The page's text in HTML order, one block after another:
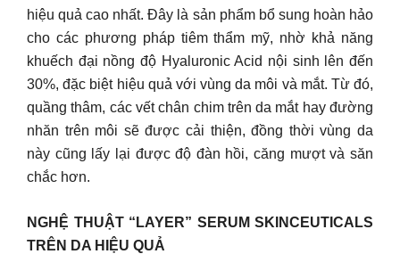
hiệu quả cao nhất. Đây là sản phẩm bổ sung hoàn hảo
cho các phương pháp tiêm thẩm mỹ, nhờ khả năng
khuếch đại nồng độ Hyaluronic Acid nội sinh lên đến
30%, đặc biệt hiệu quả với vùng da môi và mắt. Từ đó,
quầng thâm, các vết chân chim trên da mắt hay đường
nhăn trên môi sẽ được cải thiện, đồng thời vùng da
này cũng lấy lại được độ đàn hồi, căng mượt và săn
chắc hơn.
NGHỆ THUẬT “LAYER” SERUM SKINCEUTICALS
TRÊN DA HIỆU QUẢ